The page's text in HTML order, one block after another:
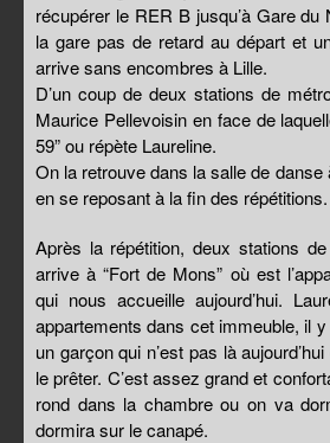
récupérer le RER B jusqu’à Gare
la gare pas de retard au départ et
arrive sans encombres à Lille.
D’un coup de deux stations de
Maurice Pellevoisin en face de
59” ou répète Laureline.
On la retrouve dans la salle de danse
en se reposant à la fin des répétitions.
Après la répétition, deux stations
arrive à “Fort de Mons” où est
qui nous accueille aujourd’hui.
appartements dans cet immeuble, il y
un garçon qui n’est pas là
le prêter. C’est assez grand et
rond dans la chambre ou on va
dormira sur le canapé.